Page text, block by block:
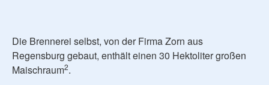
Die Brennerei selbst, von der Firma Zorn aus
Regensburg gebaut, enthält einen 30 Hektoliter großen
Maischraum2.